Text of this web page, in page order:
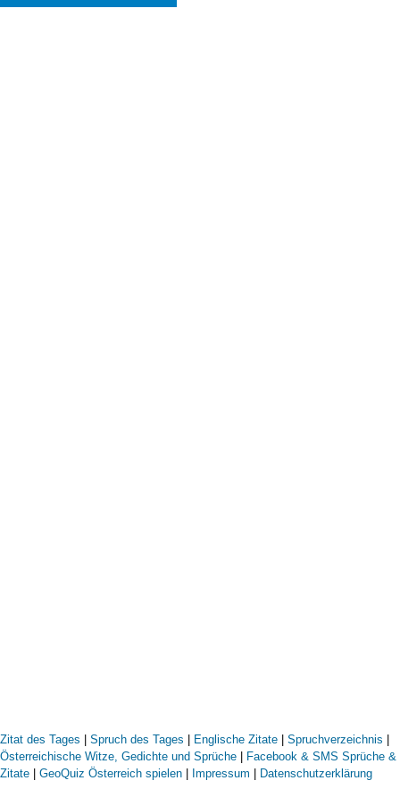
Zitat des Tages Spruch des Tages Englische Zitate Spruchverzeichnis
Österreichische Witze, Gedichte und Sprüche
Facebook & SMS Sprüche &
Zitate
GeoQuiz Österreich spielen Impressum Datenschutzerklärung